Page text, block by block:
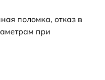
поломка, отказ в
при